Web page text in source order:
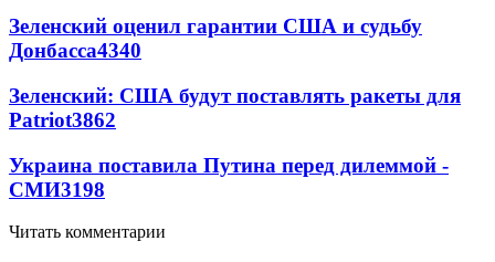
Зеленский оценил гарантии США и судьбу
Донбасса4340
Зеленский: США будут поставлять ракеты для
Patriot3862
Украина поставила Путина перед дилеммой -
СМИ3198
Читать комментарии